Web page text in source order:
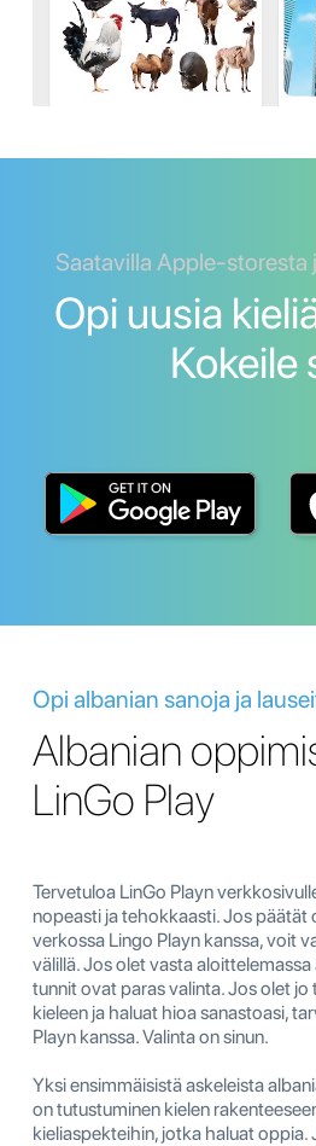
Saatavilla Apple-storesta
Opi uusia
Kokeile
Opi albanian sanoja ja
Albanian
LinGo Play
Tervetuloa LinGo Playn
nopeasti ja tehokkaasti. Jos päätät
verkossa Lingo Playn kanssa, voit
välillä. Jos olet vasta
tunnit ovat paras valinta. Jos olet
kieleen ja haluat hioa sanastoasi,
Playn kanssa. Valinta on sinun.
Yksi ensimmäisistä askeleista
on tutustuminen kielen
kieliaspekteihin, jotka haluat oppia.